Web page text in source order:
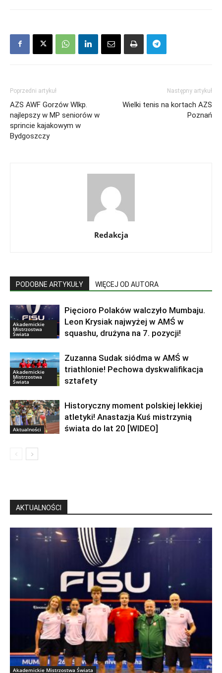
Poprzedni artykuł
AZS AWF Gorzów Wlkp.
najlepszy w MP seniorów w
sprincie kajakowym w
Bydgoszczy
Następny artykuł
Wielki tenis na kortach AZS
Poznań
Redakcja
PODOBNE ARTYKUŁY WIĘCEJ OD AUTORA
Akademickie
Mistrzostwa
Świata
Pięcioro Polaków walczyło Mumbaju.
Leon Krysiak najwyżej w AMŚ w
squashu, drużyna na 7. pozycji!
Akademickie
Mistrzostwa
Świata
Zuzanna Sudak siódma w AMŚ w
triathlonie! Pechowa dyskwalifikacja
sztafety
Aktualności
Historyczny moment polskiej lekkiej
atletyki! Anastazja Kuś mistrzynią
świata do lat 20 [WIDEO]
AKTUALNOŚCI
Akademickie Mistrzostwa Świata